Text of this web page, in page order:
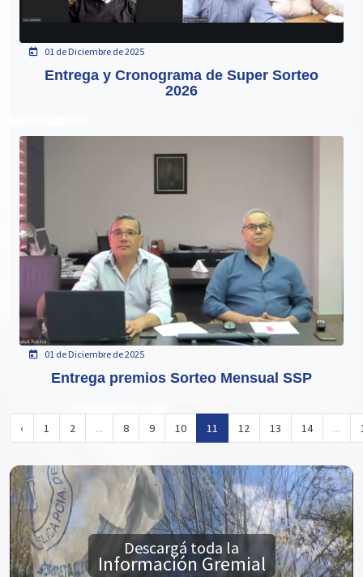
01 de Diciembre de 2025
Entrega y Cronograma de Super Sorteo
2026
01 de Diciembre de 2025
Entrega premios Sorteo Mensual SSP
‹ 1 2 ... 8 9 10 11 12 13 14 ...
Descargá toda la
Información Gremial